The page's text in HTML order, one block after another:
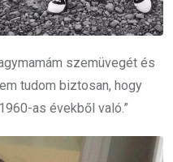
szemüvegét és
tudom biztosan, hogy
as évekből való.”